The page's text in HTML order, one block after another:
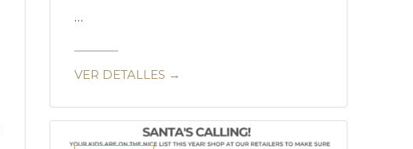
…
VER DETALLES →